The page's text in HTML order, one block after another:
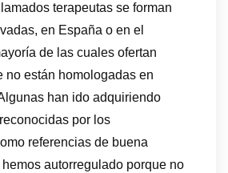
terapeutas se forman
en España o en el
de las cuales ofertan
no están homologadas en
han ido adquiriendo
por los
referencias de buena
autorregulado porque no